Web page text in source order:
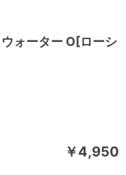
ォーター O[ローシ
￥4,950